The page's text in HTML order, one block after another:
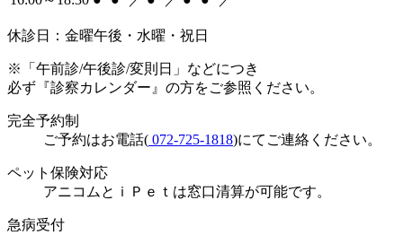
休診日：金曜午後・水曜・祝日
※「午前診/午後診/変則日」などにつき
必ず『診察カレンダー』の方をご参照ください。
完全予約制
ご予約はお電話( 072-725-1818)にてご連絡ください。
ペット保険対応
アニコムとｉＰｅｔは窓口清算が可能です。
急病受付